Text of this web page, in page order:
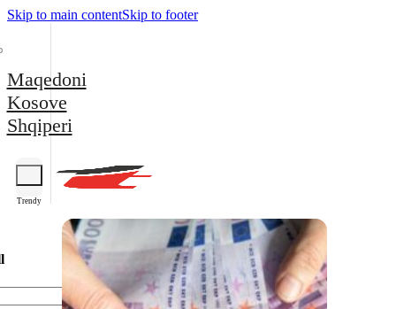
Skip to main contentSkip to footer
Maqedoni
Kosove
Shqiperi
Trendy